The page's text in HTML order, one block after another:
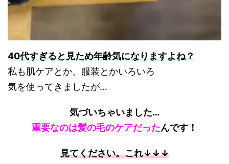
40代すぎると見ため年齢気になりますよね？
私も肌ケアとか、服装とかいろいろ
気を使ってきましたが…
気づいちゃいました…
重要なのは髪の毛のケアだったんです！
見てください。これ↓↓↓